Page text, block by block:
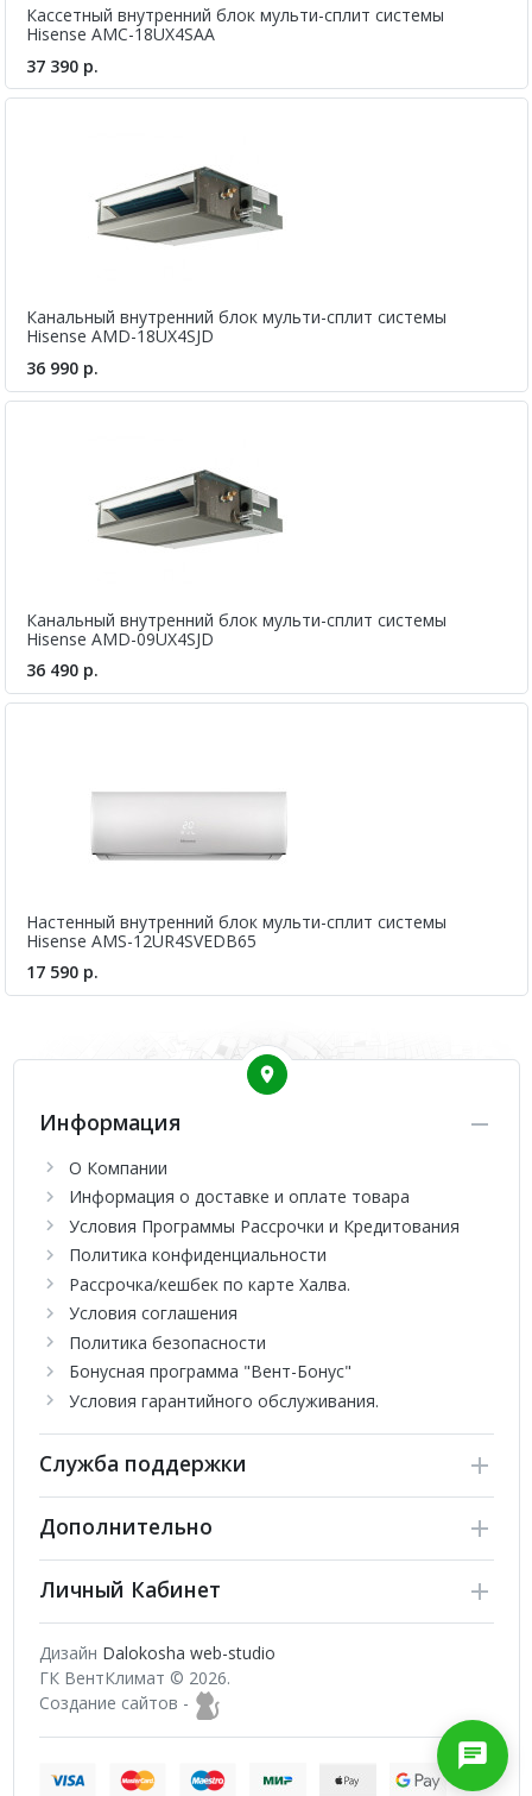
Кассетный внутренний блок мульти-сплит системы
Hisense AMC-18UX4SAA
37 390 р.
Канальный внутренний блок мульти-сплит системы
Hisense AMD-18UX4SJD
36 990 р.
Канальный внутренний блок мульти-сплит системы
Hisense AMD-09UX4SJD
36 490 р.
Настенный внутренний блок мульти-сплит системы
Hisense AMS-12UR4SVEDB65
17 590 р.
Информация
О Компании
Информация о доставке и оплате товара
Условия Программы Рассрочки и Кредитования
Политика конфиденциальности
Рассрочка/кешбек по карте Халва.
Условия соглашения
Политика безопасности
Бонусная программа "Вент-Бонус"
Условия гарантийного обслуживания.
Служба поддержки
Дополнительно
Личный Кабинет
Дизайн Dalokosha web-studio
ГК ВентКлимат © 2026.
Создание сайтов -